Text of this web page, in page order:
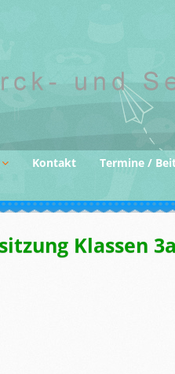
Kontakt Termine /
Klassen